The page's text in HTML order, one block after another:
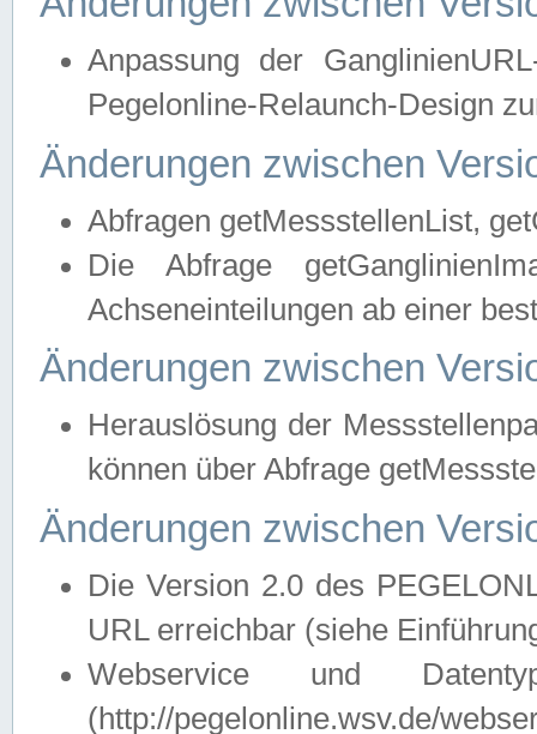
Anpassung der
Pegelonline-Relaunch-Design
Änderungen zwischen
Abfragen getMessstellenList,
Die Abfrage
Achseneinteilungen ab einer
Änderungen zwischen
Herauslösung der
können über Abfrage
Änderungen zwischen
Die Version 2.0 des
URL erreichbar (siehe
Webservice und
(http://pegelonline.wsv.de/